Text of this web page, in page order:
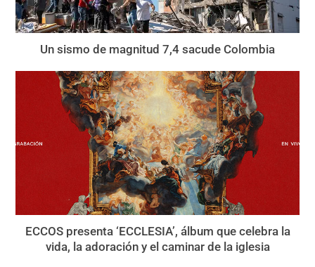
Un sismo de magnitud 7,4 sacude Colombia
ECCOS presenta ‘ECCLESIA’, álbum que celebra la
vida, la adoración y el caminar de la iglesia